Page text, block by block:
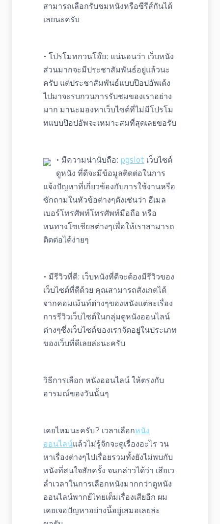
สามารถเลือกรับชมหนังหรือซีรีส์กันได้
เลยนะครับ
• โปรโมทกวนโอ๊ย: แน่นอนว่า เว็บหนัง
ส่วนมากจะมีประชาสัมพันธ์อยู่แล้วนะ
ครับ แต่ประชาสัมพันธ์แบบป๊อปอัพเด้ง
ไปมาจะรบกวนการรับชมของเราอย่าง
มาก มานะมองหาเว็บไซต์ที่ไม่มีโปรโม
ทแบบป๊อปอัพจะเหมาะสมที่สุดเลยขอรับ
• มีความน่านับถือ: pgslot เว็บไซต์
ดูหนัง ที่ดีจะมีข้อมูลติดต่อในการ
แจ้งปัญหาที่เกี่ยวข้องกับการใช้งานหรือ
ซักถามในหัวข้อต่างๆดังเช่นว่า อีเมล
เบอร์โทรศัพท์โทรศัพท์มือถือ หรือ
หนทางโซเชียลต่างๆเพื่อให้เราสามารถ
ติดต่อได้ง่ายๆ
• มีรีวิวที่ดี: เว็บหนังที่ดีจะต้องมีรีวิวของ
เว็บไซต์ที่ดีด้วย คุณสามารถสังเกตได้
จากคอมเม้นท์ต่างๆของหนังแต่ละเรื่อง
การรีวิวเว็บไซต์ในกลุ่มดูหนังออนไลน์
ต่างๆซึ่งเว็บไซต์ของเราจัดอยู่ในประเภท
ของเว็บที่ดีเลยล่ะนะครับ
วิธีการเลือก หนังออนไลน์ ให้ตรงกับ
อารมณ์ของวันนั้นๆ
เคยไหมนะครับ? เวลาเลือกหนัง
ออนไลน์แล้วไม่รู้จักจะดูเรื่องอะไร วน
หาเรื่องต่างๆไปเรื่อยรวมทั้งยังไม่พบกับ
หนังที่สนใจสักครั้ง จนกล่าวได้ว่า เสียเว
ล่ำเวลาในการเลือกหนังมากกว่าดูหนัง
ออนไลน์พากย์ไทยเต็มเรื่องเสียอีก ผม
เคยเจอปัญหาอย่างนี้อยู่เสมอเลยล่ะ